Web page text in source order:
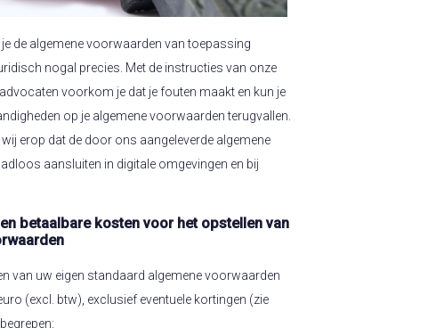
de algemene voorwaarden van toepassing
nogal precies. Met de instructies van onze
voorkom je dat je fouten maakt en kun je
op je algemene voorwaarden terugvallen.
erop dat de door ons aangeleverde algemene
aansluiten in digitale omgevingen en bij
betaalbare kosten voor het opstellen van
van uw eigen standaard algemene voorwaarden
(excl. btw), exclusief eventuele kortingen (zie